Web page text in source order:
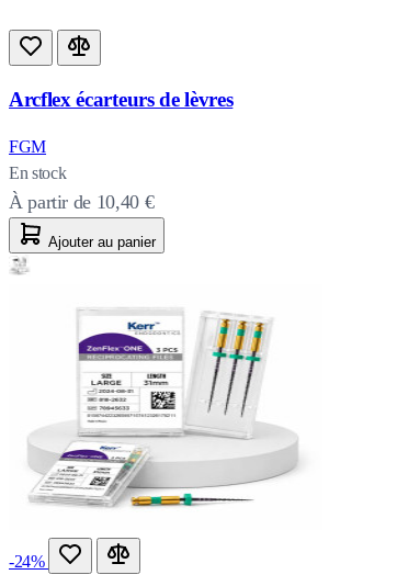
Arcflex écarteurs de lèvres
FGM
En stock
À partir de 10,40 €
Ajouter au panier
-24%